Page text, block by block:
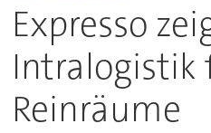
Expresso
Intralogistik
Reinräume